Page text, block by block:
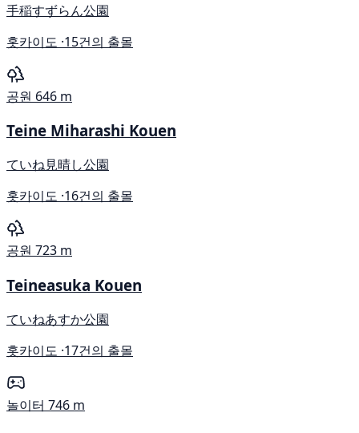
手稲すずらん公園
홋카이도 ·15건의 출몰
공원 646 m
Teine Miharashi Kouen
ていね見晴し公園
홋카이도 ·16건의 출몰
공원 723 m
Teineasuka Kouen
ていねあすか公園
홋카이도 ·17건의 출몰
놀이터 746 m